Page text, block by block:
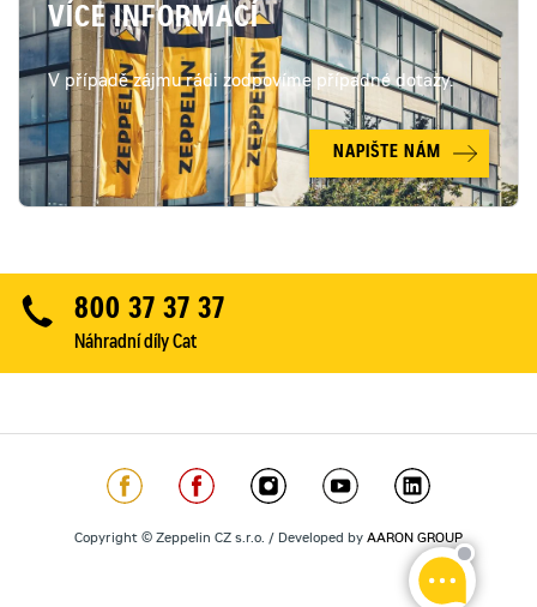
VÍCE INFORMACÍ
V případě zájmu rádi zodpovíme případné dotazy.
NAPIŠTE NÁM
800 37 37 37
Náhradní díly Cat
Copyright © Zeppelin CZ s.r.o. / Developed by AARON GROUP